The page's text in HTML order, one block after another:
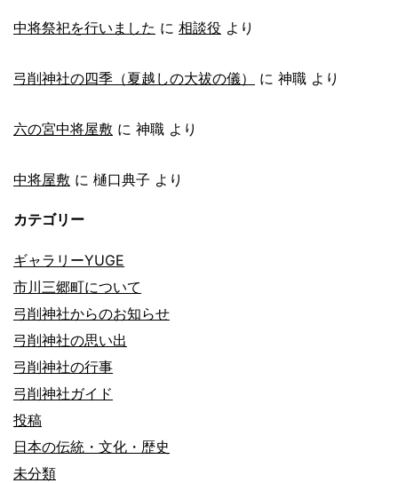
中将祭祀を行いました に 相談役 より
弓削神社の四季（夏越しの大祓の儀） に 神職 より
六の宮中将屋敷 に 神職 より
中将屋敷 に 樋口典子 より
カテゴリー
ギャラリーYUGE
市川三郷町について
弓削神社からのお知らせ
弓削神社の思い出
弓削神社の行事
弓削神社ガイド
投稿
日本の伝統・文化・歴史
未分類